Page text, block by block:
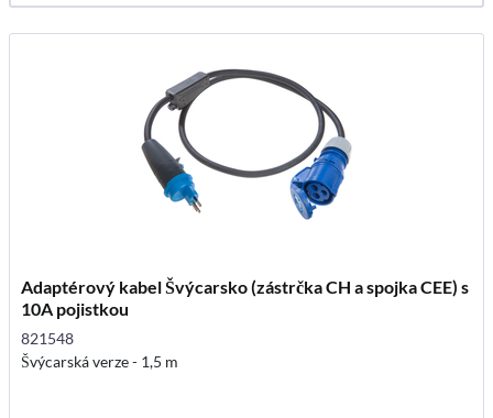
Adaptérový kabel Švýcarsko (zástrčka CH a spojka CEE) s
10A pojistkou
821548
Švýcarská verze - 1,5 m